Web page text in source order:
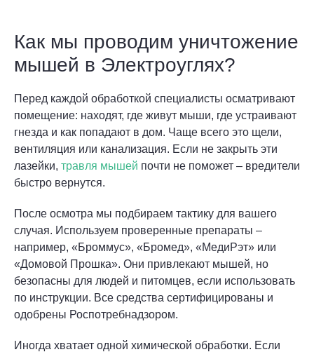
Как мы проводим уничтожение
мышей в Электроуглях?
Перед каждой обработкой специалисты осматривают
помещение: находят, где живут мыши, где устраивают
гнезда и как попадают в дом. Чаще всего это щели,
вентиляция или канализация. Если не закрыть эти
лазейки, травля мышей почти не поможет – вредители
быстро вернутся.
После осмотра мы подбираем тактику для вашего
случая. Используем проверенные препараты –
например, «Броммус», «Бромед», «МедиРэт» или
«Домовой Прошка». Они привлекают мышей, но
безопасны для людей и питомцев, если использовать
по инструкции. Все средства сертифицированы и
одобрены Роспотребнадзором.
Иногда хватает одной химической обработки. Если